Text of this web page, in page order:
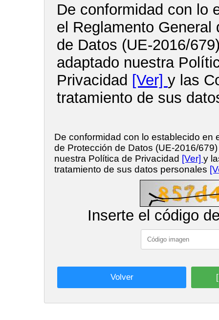
De conformidad con lo
el Reglamento General
de Datos (UE-2016/
adaptado nuestra
Privacidad [Ver] y las
tratamiento de sus
De conformidad con lo establecido en
de Protección de Datos (UE-2016/
nuestra Política de Privacidad [Ver] y
tratamiento de sus datos personales
Inserte el código
Volver